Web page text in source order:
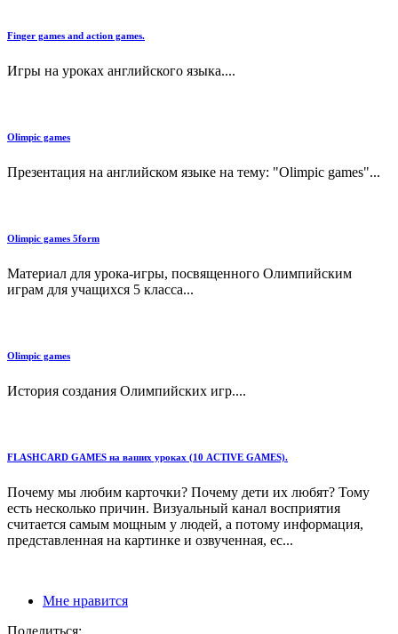
Finger games and action games.
Игры на уроках английского языка....
Olimpic games
Презентация на английском языке на тему: "Olimpic games"...
Olimpic games 5form
Материал для урока-игры, посвященного Олимпийским
играм для учащихся 5 класса...
Olimpic games
История создания Олимпийских игр....
FLASHCARD GAMES на ваших уроках (10 ACTIVE GAMES).
Почему мы любим карточки? Почему дети их любят? Тому
есть несколько причин. Визуальный канал восприятия
считается самым мощным у людей, а потому информация,
представленная на картинке и озвученная, ес...
Мне нравится